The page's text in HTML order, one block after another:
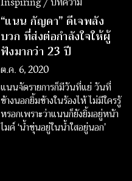
“แนน กัญดา” ดีเจพลัง
บวก ที่ส่งต่อกำลังใจให้ผู้
ฟังมากว่า 23 ปี
ต.ค. 6, 2020
แนนจัดรายการก็มีวันที่แย่ วันที่
ข้างนอกยิ้มข้างในร้องไห้ ไม่มีใครรู้
หรอกเพราะว่าแนนก็ยังยิ้มอยู่หน้า
ไมค์ ‘น้ำขุ่นอยู่ในน้ำใสอยู่นอก’